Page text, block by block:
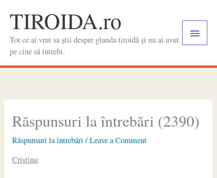
contentTIROIDA.ro
Tot ce ai vrut sa știi despre glanda tiroidă și nu ai avut
pe cine să întrebi.
Main
Răspunsuri la întrebări (2390)
Răspunsuri la întrebări /Leave a Comment
Cristina: